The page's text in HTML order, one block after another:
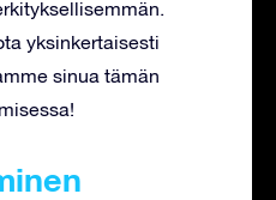
yksinkertaisesti
sinua tämän